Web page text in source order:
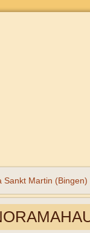
Sankt Martin (Bingen)